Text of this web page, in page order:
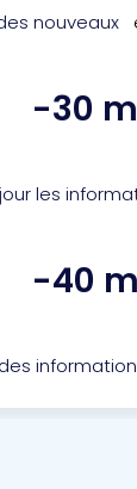
nouveaux
-30
les
-40